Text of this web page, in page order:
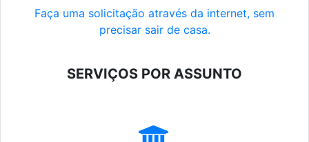
Faça uma solicitação através da internet, sem
precisar sair de casa.
SERVIÇOS POR ASSUNTO